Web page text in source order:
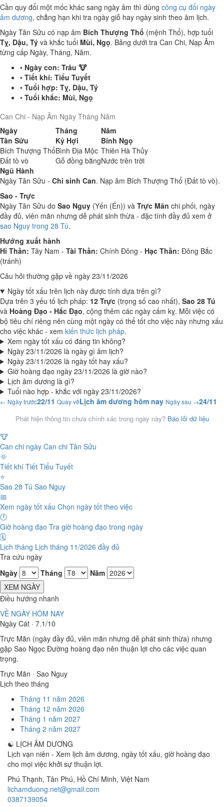
Cần quy đổi một mốc khác sang ngày âm thì dùng công cụ đổi ngày
âm dương, chẳng hạn khi tra ngày giỗ hay ngày sinh theo âm lịch.
Ngày Tân Sửu có nạp âm Bích Thượng Thổ (mệnh Thổ), hợp tuổi
Tỵ, Dậu, Tý và khắc tuổi Mùi, Ngọ. Bảng dưới tra Can Chi, Nạp Âm
từng cấp Ngày, Tháng, Năm.
• Ngày con: Trâu 🐮
• Tiết khí: Tiểu Tuyết
• Tuổi hợp: Tỵ, Dậu, Tý
• Tuổi khắc: Mùi, Ngọ
Can Chi - Nạp Âm Ngày Tháng Năm
Ngày
Tháng
Năm
Tân Sửu
Kỷ Hợi
Bính Ngọ
Bích Thượng ThổBình Địa Mộc Thiên Hà Thủy
Đất tò vò
Gỗ đồng bằngNước trên trời
Ngũ Hành
Ngày Tân Sửu - Chi sinh Can. Nạp âm Bích Thượng Thổ (Đất tò vò).
Sao - Trực
Ngày Tân Sửu do Sao Nguy (Yến (Én)) và Trực Mãn chi phối, ngày
đầy đủ, viên mãn nhưng dễ phát sinh thừa - đặc tính đầy đủ xem ở
sao Nguy trong 28 Tú.
Hướng xuất hành
Hỉ Thần: Tây Nam - Tài Thần: Chính Đông - Hạc Thần: Đông Bắc
(tránh)
Câu hỏi thường gặp về ngày 23/11/2026
Ngày tốt xấu trên lịch này được tính dựa trên gì?
Dựa trên 3 yếu tố lịch pháp: 12 Trực (trọng số cao nhất), Sao 28 Tú
và Hoàng Đạo - Hắc Đạo, cộng thêm các ngày cấm kỵ. Mỗi việc có
bộ tiêu chí riêng nên cùng một ngày có thể tốt cho việc này nhưng xấu
cho việc khác - xem kiến thức lịch pháp.
Xem ngày tốt xấu có đáng tin không?
Ngày 23/11/2026 là ngày gì âm lịch?
Ngày 23/11/2026 là ngày tốt hay xấu?
Giờ hoàng đạo ngày 23/11/2026 là giờ nào?
Lịch âm dương là gì?
Tuổi nào hợp - khắc với ngày 23/11/2026?
← Ngày trước22/11 Quay vềLịch âm dương hôm nay Ngày sau →24/11
Phát hiện thông tin chưa chính xác trong ngày này? Báo lỗi dữ liệu
🐮
Can chi ngày Can chi Tân Sửu
🌞
Tiết khí Tiết Tiểu Tuyết
⭐
Sao 28 Tú Sao Nguy
📅
Xem ngày tốt xấu Chọn ngày tốt theo việc
🕐
Giờ hoàng đạo Tra giờ hoàng đạo trong ngày
🗓️
Lịch tháng Lịch tháng 11/2026 đầy đủ
Tra cứu ngày
Ngày
Tháng
Năm
XEM NGÀY
Điều hướng nhanh
VỀ NGÀY HÔM NAY
Ngày Cát · 7.1/10
Trực Mãn (ngày đầy đủ, viên mãn nhưng dễ phát sinh thừa) nhưng
gặp Sao Ngọc Đường hoàng đạo nên thuận lợi cho các việc quan
trọng.
Trực Mãn · Sao Nguy
Lịch theo tháng
Tháng 11 năm 2026
Tháng 12 năm 2026
Tháng 1 năm 2027
Tháng 2 năm 2027
☯ LỊCH ÂM DƯƠNG
Lịch vạn niên - Xem lịch âm dương, ngày tốt xấu, giờ hoàng đạo
cho mọi việc khởi sự thuận lợi.
Phú Thạnh, Tân Phú, Hồ Chí Minh, Việt Nam
lichamduong.net@gmail.com
0387139054